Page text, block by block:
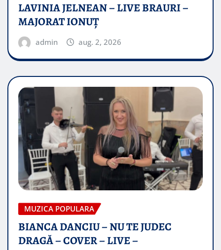
LAVINIA JELNEAN – LIVE BRAURI –
MAJORAT IONUŢ
admin aug. 2, 2026
MUZICA POPULARA
BIANCA DANCIU – NU TE JUDEC
DRAGĂ – COVER – LIVE –